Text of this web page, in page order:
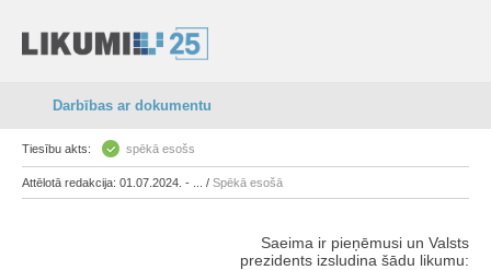
Darbības ar dokumentu
Tiesību akts: spēkā esošs
Attēlotā redakcija: 01.07.2024. - ... / Spēkā esošā
Saeima ir pieņēmusi un Valsts
prezidents izsludina šādu likumu: